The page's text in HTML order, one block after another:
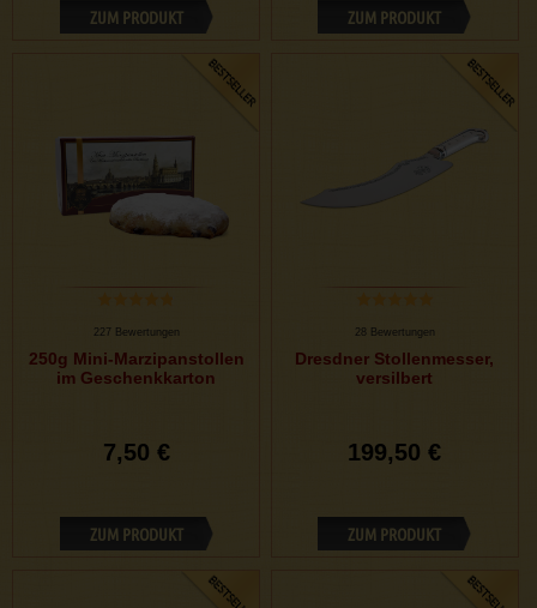
ZUM PRODUKT ZUM PRODUKT
227 Bewertungen
250g Mini-Marzipanstollen
im Geschenkkarton
7,50 €
ZUM PRODUKT
28 Bewertungen
Dresdner Stollenmesser,
versilbert
199,50 €
ZUM PRODUKT